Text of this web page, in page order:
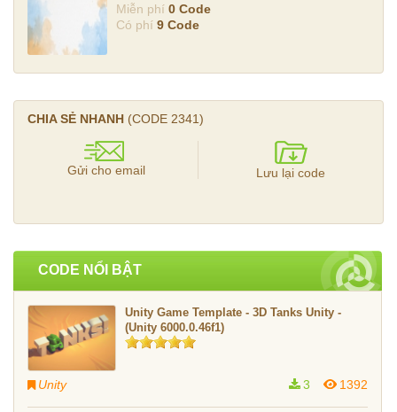
Miễn phí 0 Code
Có phí 9 Code
CHIA SẺ NHANH (CODE 2341)
Gửi cho email Lưu lại code
CODE NỔI BẬT
Unity Game Template - 3D Tanks Unity -
(Unity 6000.0.46f1)
Unity 1392
3